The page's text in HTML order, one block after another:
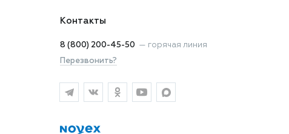
Контакты
8 (800) 200-45-50 — горячая линия
Перезвонить?